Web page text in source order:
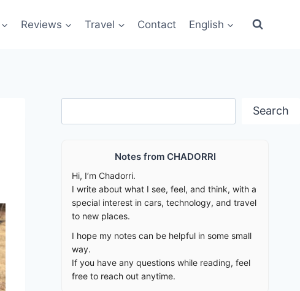
Reviews Travel Contact English
Search
Notes from CHADORRI
Hi, I’m Chadorri.
I write about what I see, feel, and think, with a
special interest in cars, technology, and travel
to new places.
I hope my notes can be helpful in some small
way.
If you have any questions while reading, feel
free to reach out anytime.